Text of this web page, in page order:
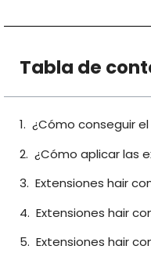
Tabla de
¿Cómo conseguir
¿Cómo aplicar las
Extensiones hair
Extensiones hair
Extensiones hair